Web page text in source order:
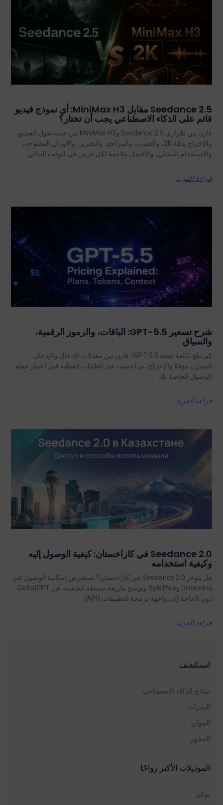
Seedance 2.5 مقابل MiniMax H3: أي نموذج فيديو
قائم على الذكاء الاصطناعي يجب أن تختار؟
قارن بين طرازي Seedance 2.5 وMiniMax H3 من حيث طول الفيديو،
والإخراج بدقة 2K، والصوت، والمراجع، والتحرير، والأوزان المفتوحة،
والاستخدام المحلي، والأفضل ملاءمةً لكل غرض في الوقت الحالي.
قراءة المزيد
شرح تسعير GPT-5.5: الباقات، والرموز الرقمية،
والسياق
كم تبلغ تكلفة خطة GPT-5.5؟ قارن بين معدلات الإدخال والإدخال
المخزّن مؤقتًا والإخراج، ثم احسب عدد الطلبات الفعلية قبل اختيار خطة
الوصول الخاصة بك.
قراءة المزيد
Seedance 2.0 في كازاخستان: كيفية الوصول إليه
وكيفية استخدامه
هل يتوفر Seedance 2.0 في كازاخستان؟ نستعرض إمكانية الوصول عبر
Dreamina وBytePlus ونوضح طريقة بسيطة لتشغيله عبر GlobalGPT
دون الحاجة إلى واجهة برمجة التطبيقات (API).
قراءة المزيد
استكشف
نماذج الذكاء الاصطناعي
الميزات
الموارد
المحور
الموديلات الأكثر رواجًا
يوكي